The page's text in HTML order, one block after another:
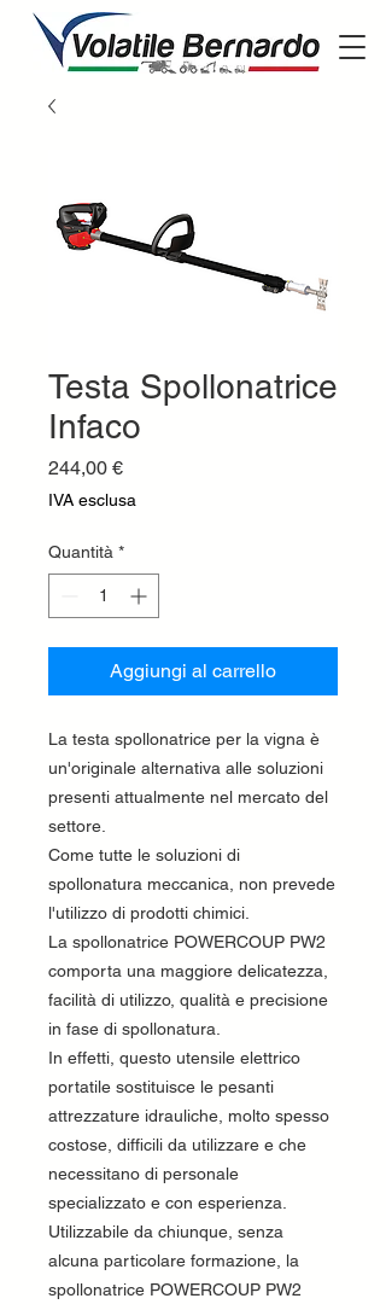
Testa Spollonatrice
Infaco
244,00 €Prezzo
IVA esclusa
Quantità *
Aggiungi al carrello
La testa spollonatrice per la vigna è
un'originale alternativa alle soluzioni
presenti attualmente nel mercato del
settore.
Come tutte le soluzioni di
spollonatura meccanica, non prevede
l'utilizzo di prodotti chimici.
La spollonatrice POWERCOUP PW2
comporta una maggiore delicatezza,
facilità di utilizzo, qualità e precisione
in fase di spollonatura.
In effetti, questo utensile elettrico
portatile sostituisce le pesanti
attrezzature idrauliche, molto spesso
costose, difficili da utilizzare e che
necessitano di personale
specializzato e con esperienza.
Utilizzabile da chiunque, senza
alcuna particolare formazione, la
spollonatrice POWERCOUP PW2